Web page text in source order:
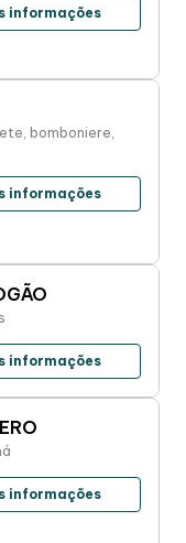
informações
bomboniere,
informações
informações
informações